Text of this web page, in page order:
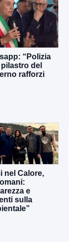
“Polizia
del
rafforzi
nel Calore,
e
sulla